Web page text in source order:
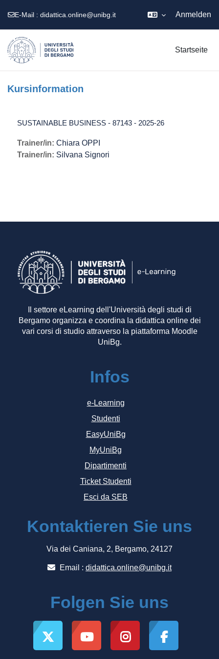
E-Mail : didattica.online@unibg.it Anmelden
Startseite
Kursinformation
SUSTAINABLE BUSINESS - 87143 - 2025-26
Trainer/in: Chiara OPPI
Trainer/in: Silvana Signori
Il settore eLearning dell'Università degli studi di
Bergamo organizza e coordina la didattica online dei
vari corsi di studio attraverso la piattaforma Moodle
UniBg.
Infos
e-Learning
Studenti
EasyUniBg
MyUniBg
Dipartimenti
Ticket Studenti
Esci da SEB
Kontaktieren Sie uns
Via dei Caniana, 2, Bergamo, 24127
Email : didattica.online@unibg.it
Folgen Sie uns